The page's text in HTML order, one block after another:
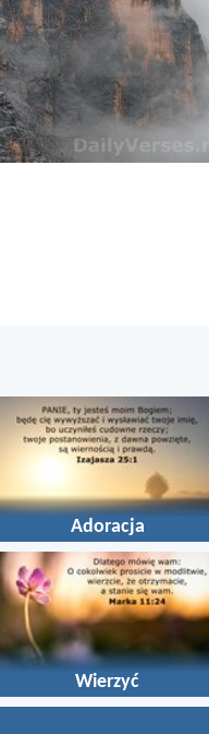
Adoracja
Wierzyć